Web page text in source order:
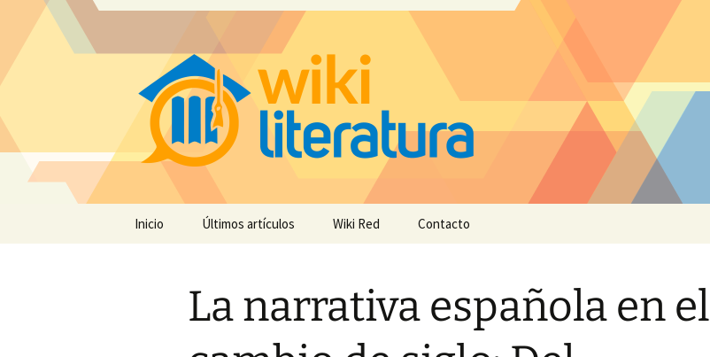
Inicio Últimos artículos Wiki Red Contacto
La narrativa española en el